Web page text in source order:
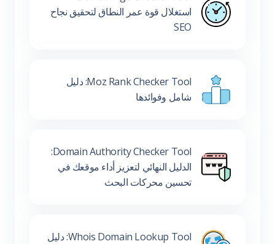
استغلال قوة عمر النطاق لتحقيق نجاح
SEO
Moz Rank Checker Tool: دليل
شامل وفوائدها
Domain Authority Checker Tool:
الدليل النهائي لتعزيز أداء موقعك في
تحسين محركات البحث
Whois Domain Lookup Tool: دليل